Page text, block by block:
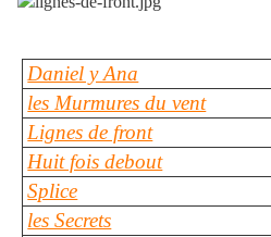
Daniel y Ana
les Murmures du vent
Lignes de front
Huit fois debout
Splice
les Secrets